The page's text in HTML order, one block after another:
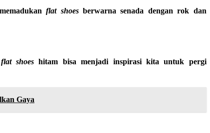
flat shoesberwarna senada dengan rok dan
flat shoeshitam bisa menjadi inspirasi kita untuk pergi
Gaya